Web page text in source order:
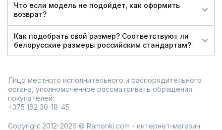
Что если модель не подойдет, как оформить
возврат?
Как подобрать свой размер? Соответствуют ли
белорусские размеры российским стандартам?
Лицо местного исполнительного и распорядительного
органа, уполномоченное рассматривать обращения
покупателей:
+375 162 30-18-45
Copyright 2012-2026 © Ramonki.com - интернет-магазин